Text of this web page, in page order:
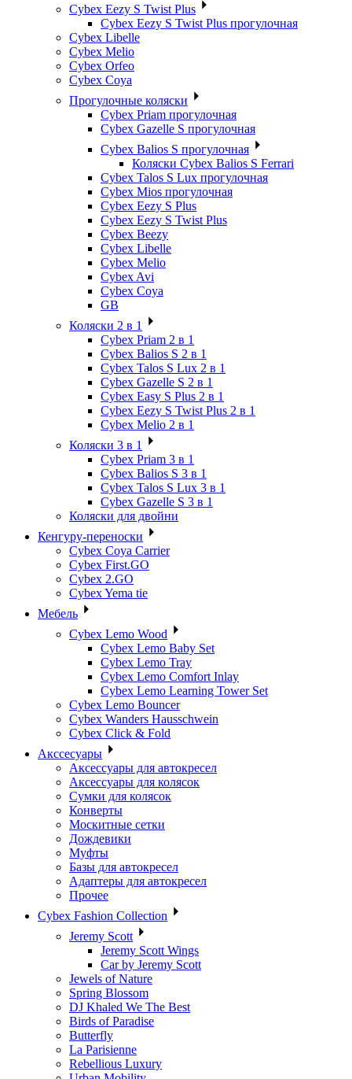
Cybex Eezy S Twist Plus
Cybex Eezy S Twist Plus прогулочная
Cybex Libelle
Cybex Melio
Cybex Orfeo
Cybex Coya
Прогулочные коляски
Cybex Priam прогулочная
Cybex Gazelle S прогулочная
Cybex Balios S прогулочная
Коляски Cybex Balios S Ferrari
Cybex Talos S Lux прогулочная
Cybex Mios прогулочная
Cybex Eezy S Plus
Cybex Eezy S Twist Plus
Cybex Beezy
Cybex Libelle
Cybex Melio
Cybex Avi
Cybex Coya
GB
Коляски 2 в 1
Cybex Priam 2 в 1
Cybex Balios S 2 в 1
Cybex Talos S Lux 2 в 1
Cybex Gazelle S 2 в 1
Cybex Easy S Plus 2 в 1
Cybex Eezy S Twist Plus 2 в 1
Cybex Melio 2 в 1
Коляски 3 в 1
Cybex Priam 3 в 1
Cybex Balios S 3 в 1
Cybex Talos S Lux 3 в 1
Cybex Gazelle S 3 в 1
Коляски для двойни
Кенгуру-переноски
Cybex Coya Carrier
Cybex First.GO
Cybex 2.GO
Cybex Yema tie
Мебель
Cybex Lemo Wood
Cybex Lemo Baby Set
Cybex Lemo Tray
Cybex Lemo Comfort Inlay
Cybex Lemo Learning Tower Set
Cybex Lemo Bouncer
Cybex Wanders Hausschwein
Cybex Click & Fold
Акссесуары
Аксессуары для автокресел
Аксессуары для колясок
Сумки для колясок
Конверты
Москитные сетки
Дождевики
Муфты
Базы для автокресел
Адаптеры для автокресел
Прочее
Cybex Fashion Collection
Jeremy Scott
Jeremy Scott Wings
Car by Jeremy Scott
Jewels of Nature
Spring Blossom
DJ Khaled We The Best
Birds of Paradise
Butterfly
La Parisienne
Rebellious Luxury